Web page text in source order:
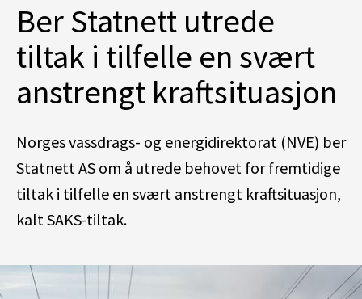
Ber Statnett utrede
tiltak i tilfelle en svært
anstrengt kraftsituasjon
Norges vassdrags- og energidirektorat (NVE) ber
Statnett AS om å utrede behovet for fremtidige
tiltak i tilfelle en svært anstrengt kraftsituasjon,
kalt SAKS-tiltak.